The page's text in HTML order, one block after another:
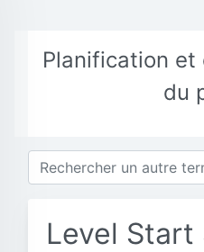
Planification et
du
Level Start